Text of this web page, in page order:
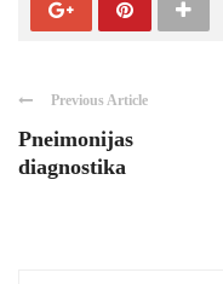
Previous Article
Pneimonijas
diagnostika